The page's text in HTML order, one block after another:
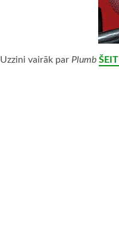
Uzzini vairāk par Plumb ŠEIT